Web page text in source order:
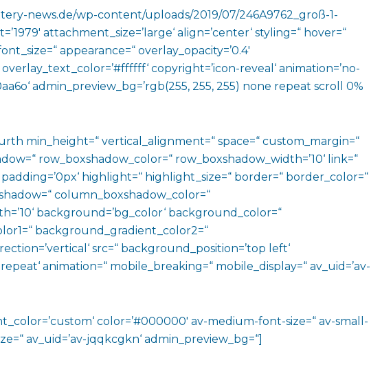
news.de/wp-content/uploads/2019/07/246A9762_groß-1-
attachment_size=’large‘ align=’center‘ styling=“ hover=“
appearance=“ overlay_opacity=’0.4′
copyright=’icon-reveal‘ animation=’no-
admin_preview_bg=’rgb(255, 255, 255) none repeat scroll 0%
min_height=“ vertical_alignment=“ space=“ custom_margin=“
row_boxshadow_color=“ row_boxshadow_width=’10‘ link=“
highlight=“ highlight_size=“ border=“ border_color=“
column_boxshadow_color=“
background=’bg_color‘ background_color=“
background_gradient_color2=“
src=“ background_position=’top left‘
animation=“ mobile_breaking=“ mobile_display=“ av_uid=’av-
color=’#000000′ av-medium-font-size=“ av-small-
av_uid=’av-jqqkcgkn‘ admin_preview_bg=“]